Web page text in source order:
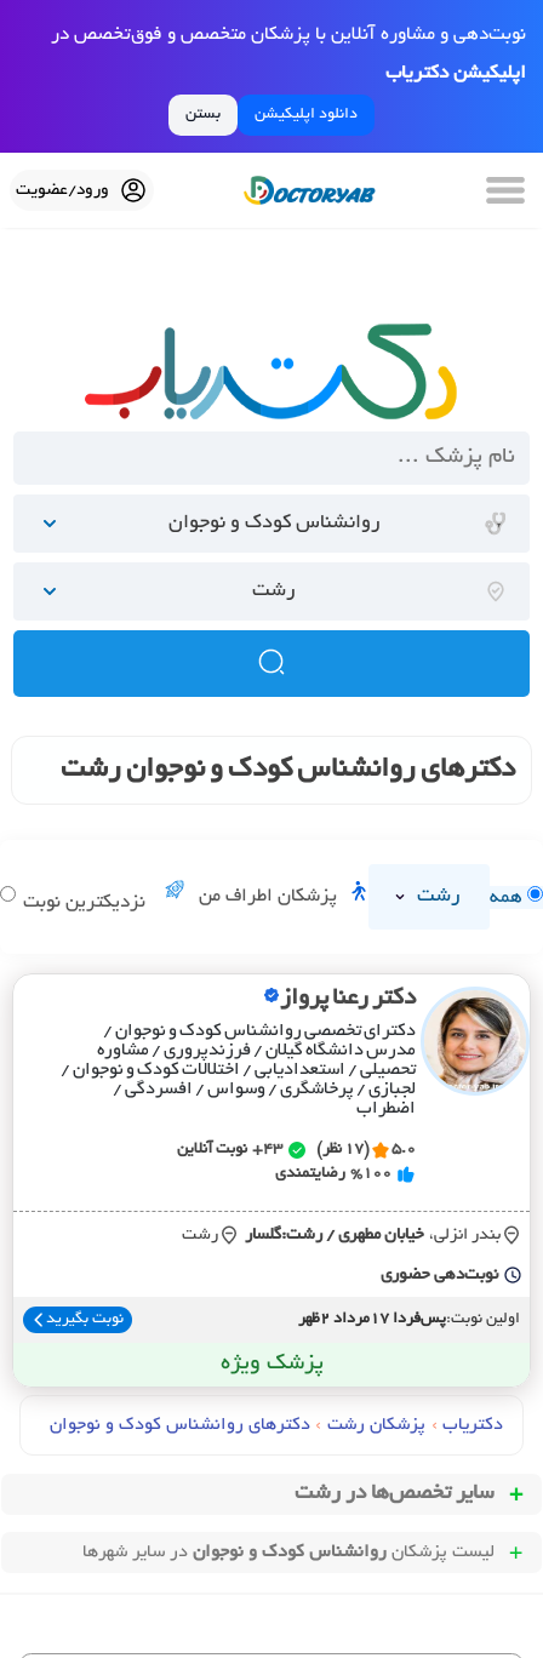
نوبت‌دهی و مشاوره آنلاین با پزشکان متخصص و فوق‌تخصص در
اپلیکیشن دکتریاب
دانلود اپلیکیشن بستن
ورود/عضویت
روانشناس کودک و نوجوان
رشت
دکترهای روانشناس کودک و نوجوان رشت
همه رشت پزشکان اطراف من نزدیکترین نوبت
دکتر رعنا پرواز
دکترای تخصصی روانشناس کودک و نوجوان /
مدرس دانشگاه گیلان / فرزندپروری / مشاوره
تحصیلی / استعدادیابی / اختلالات کودک و نوجوان /
لجبازی / پرخاشگری / وسواس / افسردگی /
اضطراب
5.0 (17 نظر) 43+
نوبت آنلاین
%100 رضایتمندی
بندر انزلی، خيابان مطهري / رشت:گلسار رشت
نوبت‌دهی حضوری
اولین نوبت:پس‌فردا 17مرداد 2ظهر نوبت بگیرید
پزشک ویژه
دکتریاب › پزشکان رشت › دکترهای روانشناس کودک و نوجوان
سایر تخصص‌ها در رشت
لیست پزشکان روانشناس کودک و نوجوان در سایر شهرها